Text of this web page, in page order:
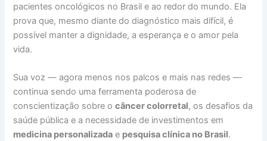
pacientes oncológicos no Brasil e ao redor do mundo. Ela
prova que, mesmo diante do diagnóstico mais difícil, é
possível manter a dignidade, a esperança e o amor pela
vida.
Sua voz — agora menos nos palcos e mais nas redes —
continua sendo uma ferramenta poderosa de
conscientização sobre ocâncer colorretal, os desafios da
saúde pública e a necessidade de investimentos em
medicina personalizada e pesquisa clínica no Brasil.